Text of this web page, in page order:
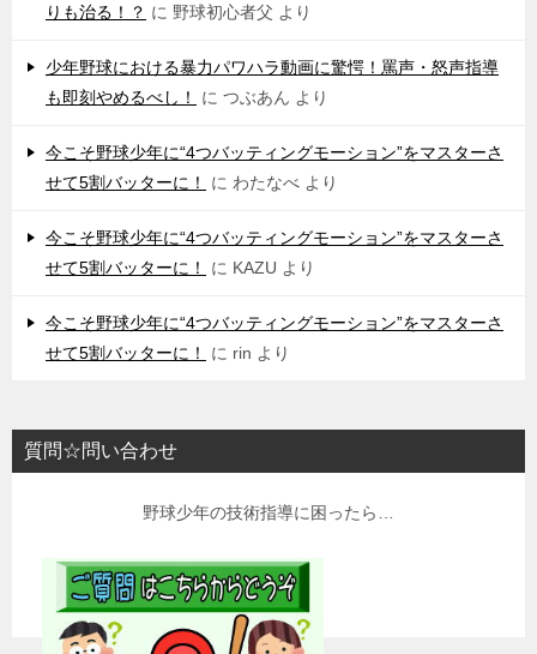
りも治る！？ に 野球初心者父 より
少年野球における暴力パワハラ動画に驚愕！罵声・怒声指導
も即刻やめるべし！
に つぶあん より
今こそ野球少年に“4つバッティングモーション”をマスターさ
せて5割バッターに！
に わたなべ より
今こそ野球少年に“4つバッティングモーション”をマスターさ
せて5割バッターに！
に KAZU より
今こそ野球少年に“4つバッティングモーション”をマスターさ
せて5割バッターに！
に rin より
質問☆問い合わせ
野球少年の技術指導に困ったら…